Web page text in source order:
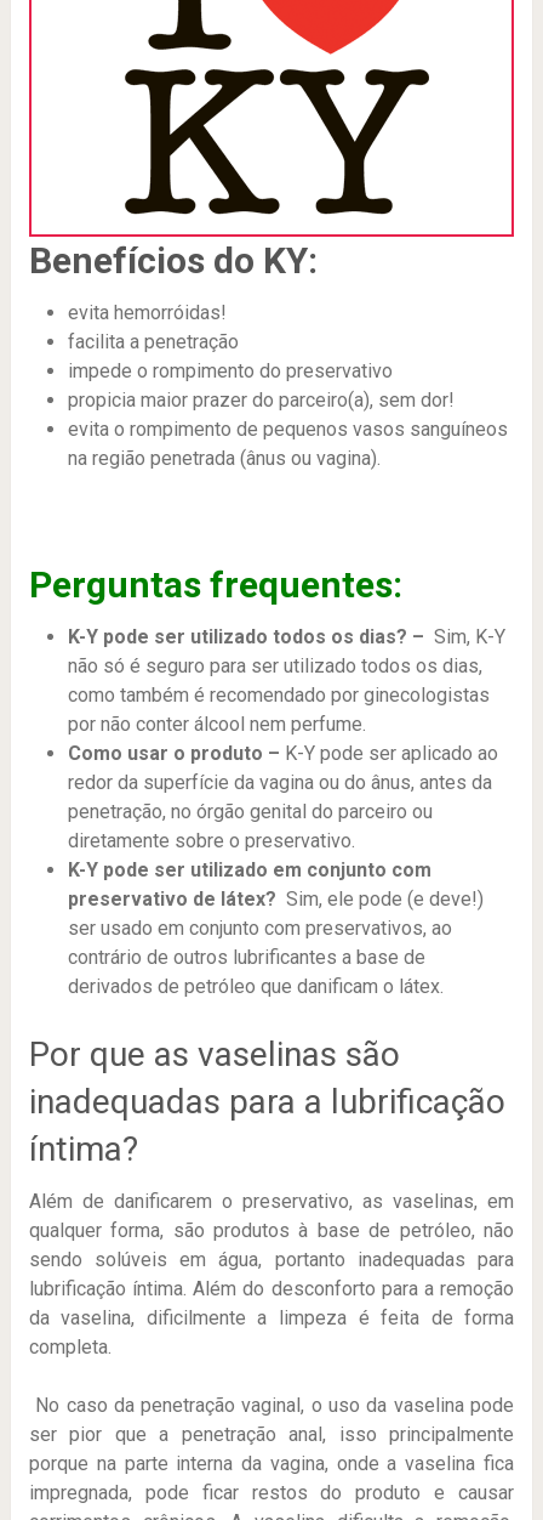
Benefícios do KY:
evita hemorróidas!
facilita a penetração
impede o rompimento do preservativo
propicia maior prazer do parceiro(a), sem dor!
evita o rompimento de pequenos vasos sanguíneos
na região penetrada (ânus ou vagina).
Perguntas frequentes:
K-Y pode ser utilizado todos os dias? – Sim, K-Y
não só é seguro para ser utilizado todos os dias,
como também é recomendado por ginecologistas
por não conter álcool nem perfume.
Como usar o produto – K-Y pode ser aplicado ao
redor da superfície da vagina ou do ânus, antes da
penetração, no órgão genital do parceiro ou
diretamente sobre o preservativo.
K-Y pode ser utilizado em conjunto com
preservativo de látex? Sim, ele pode (e deve!)
ser usado em conjunto com preservativos, ao
contrário de outros lubrificantes a base de
derivados de petróleo que danificam o látex.
Por que as vaselinas são
inadequadas para a lubrificação
íntima?
Além de danificarem o preservativo, as vaselinas, em
qualquer forma, são produtos à base de petróleo, não
sendo solúveis em água, portanto inadequadas para
lubrificação íntima. Além do desconforto para a remoção
da vaselina, dificilmente a limpeza é feita de forma
completa.
No caso da penetração vaginal, o uso da vaselina pode
ser pior que a penetração anal, isso principalmente
porque na parte interna da vagina, onde a vaselina fica
impregnada, pode ficar restos do produto e causar